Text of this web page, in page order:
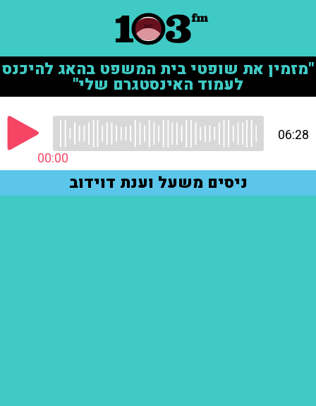
"מזמין את שופטי בית המשפט בהאג להיכנס
לעמוד האינסטגרם שלי"
00:00
06:28
ניסים משעל וענת דוידוב